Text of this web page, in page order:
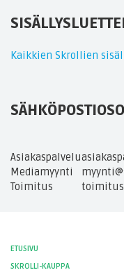
Kaikkien Skrollien
Asiakaspalvelu
Mediamyynti
Toimitus
ETUSIVU
SKROLLI-KAUPPA